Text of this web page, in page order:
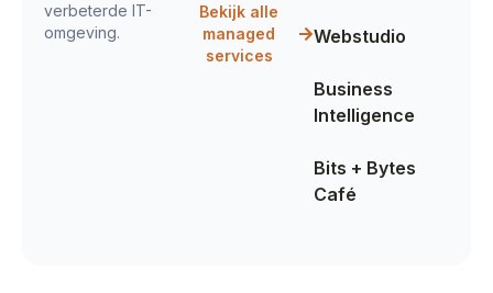
verbeterde IT-
omgeving.
Bekijk alle
managed
services
Webstudio
Business
Intelligence
Bits + Bytes
Café